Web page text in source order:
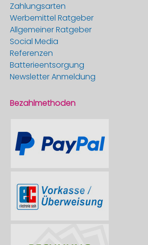
Zahlungsarten
Werbemittel Ratgeber
Allgemeiner Ratgeber
Social Media
Referenzen
Batterieentsorgung
Newsletter Anmeldung
Bezahlmethoden